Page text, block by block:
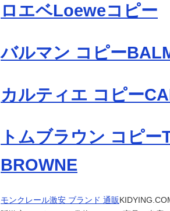
ロエベLoeweコピー
バルマン コピー
カルティエ コピー
トムブラウン コピー
BROWNE
モンクレール激安 ブランド 通販